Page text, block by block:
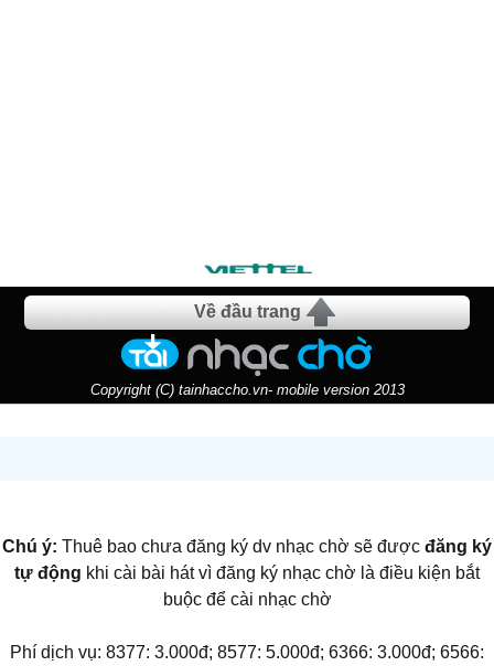
Về đầu trang
Copyright (C) tainhaccho.vn- mobile version 2013
Chú ý: Thuê bao chưa đăng ký dv nhạc chờ sẽ được đăng ký
tự động khi cài bài hát vì đăng ký nhạc chờ là điều kiện bắt
buộc để cài nhạc chờ
Phí dịch vụ: 8377: 3.000đ; 8577: 5.000đ; 6366: 3.000đ; 6566: